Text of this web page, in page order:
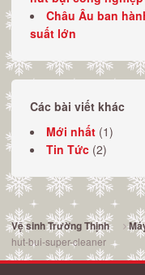
Châu Âu ban
suất lớn
Các bài viết khác
Mới nhất(1)
Tin Tức(2)
Vệ sinh Trường Thịnh
hut-bui-super-cleaner